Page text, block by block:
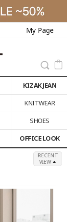
My Page
KIZAK JEAN
KNITWEAR
SHOES
OFFICE LOOK
RECENT
VIEW